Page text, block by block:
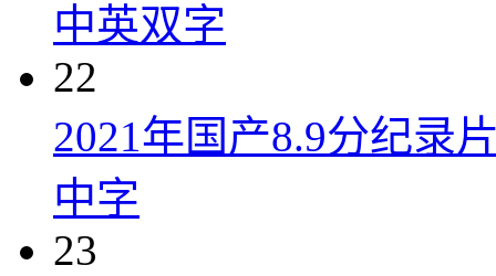
中英双字
22
2021年国产8.9分纪录
中字
23